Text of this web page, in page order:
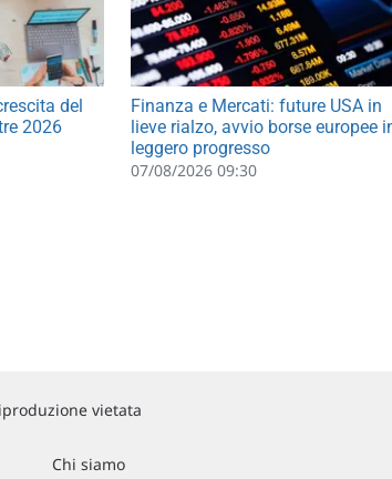
del
2026
Finanza e Mercati: future USA in
lieve rialzo, avvio borse europee
leggero progresso
07/08/2026 09:30
vietata
Chi siamo